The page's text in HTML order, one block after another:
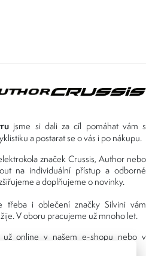
jsme si dali za cíl pomáhat vám s
a postarat se o vás i po nákupu.
značek Crussis, Author nebo
na individuální přístup a odborné
a doplňujeme o novinky.
třeba i oblečení značky Silvini vám
V oboru pracujeme už mnoho let.
už online v našem e-shopu nebo v
NS (nákupní středisko) URAN.